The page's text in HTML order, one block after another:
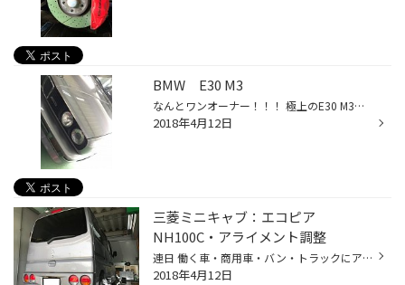
BMW E30 M3
なんとワンオーナー！！！ 極上のE30 M3でした！
2018年4月12日
三菱ミニキャブ：エコピア
NH100C・アライメント調整
連日 働く車・商用車・バン・トラックにアライメント調整が流行っています！？ 毎日お乗りになる車だからこそ、ストレス軽減！快適に走るにはアライメント調整が必須ですね。 毎日走るからこそ、いろいろなシチュエーションにあたると思いますので、タイヤも車体にもひずみが生じますので、調整する...
2018年4月12日